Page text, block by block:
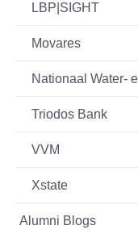
LBP|SIGHT
Movares
Nationaal Water-
Triodos Bank
VVM
Xstate
Alumni Blogs